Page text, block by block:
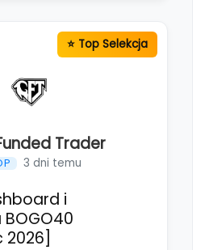
Trader
3 dni temu
i
2026]